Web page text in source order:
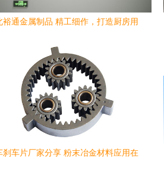
裕通金属制品 精工细作，打造厨房用
刹车片厂家分享 粉末冶金材料应用在